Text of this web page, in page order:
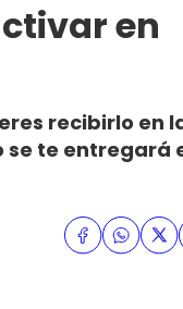
en
recibirlo en
te entregará